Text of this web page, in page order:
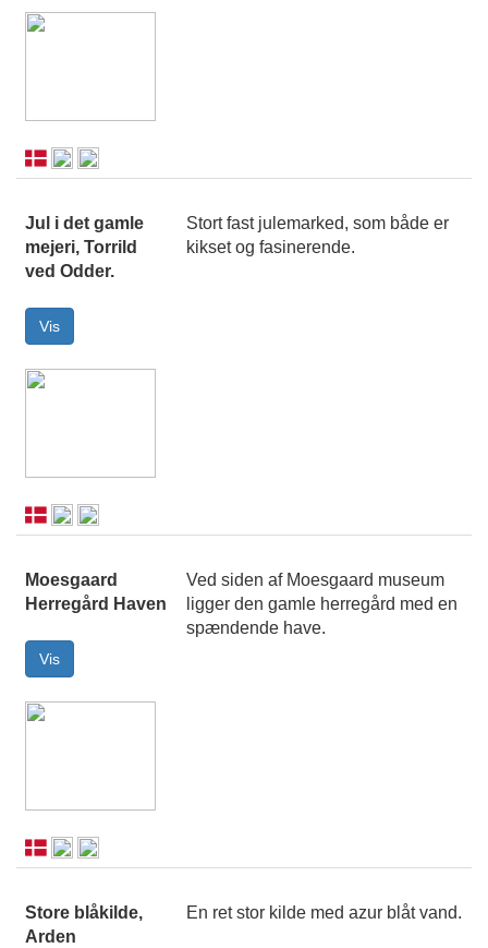
Jul i det gamle
mejeri, Torrild
ved Odder.
Stort fast julemarked, som både er
kikset og fasinerende.
Moesgaard
Herregård Haven
Ved siden af Moesgaard museum
ligger den gamle herregård med en
spændende have.
Store blåkilde,
Arden
En ret stor kilde med azur blåt vand.